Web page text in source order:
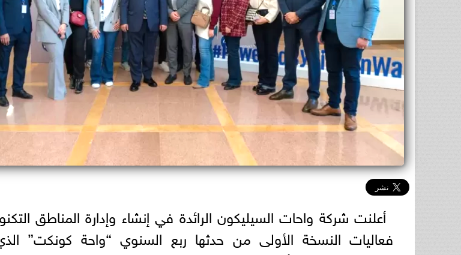
أعلنت شركة واحات السيليكون الرائدة في إنشاء وإدارة المناطق
فعاليات النسخة الأولى من حدثها ربع السنوي “واحة كونكت”